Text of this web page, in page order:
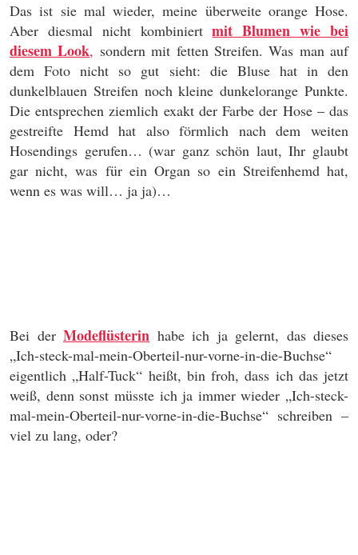
Das ist sie mal wieder, meine überweite orange Hose.
Aber diesmal nicht kombiniertmit Blumen wie bei
diesem Look, sondern mit fetten Streifen. Was man auf
dem Foto nicht so gut sieht: die Bluse hat in den
dunkelblauen Streifen noch kleine dunkelorange Punkte.
Die entsprechen ziemlich exakt der Farbe der Hose – das
gestreifte Hemd hat also förmlich nach dem weiten
Hosendings gerufen… (war ganz schön laut, Ihr glaubt
gar nicht, was für ein Organ so ein Streifenhemd hat,
wenn es was will… ja ja)…
Bei der Modeflüsterin habe ich ja gelernt, das dieses
„Ich-steck-mal-mein-Oberteil-nur-vorne-in-die-Buchse“
eigentlich „Half-Tuck“ heißt, bin froh, dass ich das jetzt
weiß, denn sonst müsste ich ja immer wieder „Ich-steck-
mal-mein-Oberteil-nur-vorne-in-die-Buchse“ schreiben –
viel zu lang, oder?